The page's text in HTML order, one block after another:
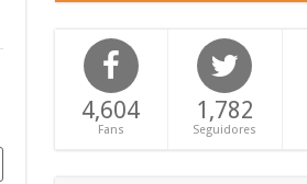
4,604
Fans
1,782
Seguidores